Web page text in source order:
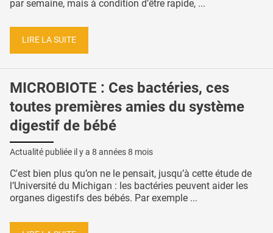
par semaine, mais à condition d’être rapide, ...
LIRE LA SUITE
MICROBIOTE : Ces bactéries, ces
toutes premières amies du système
digestif de bébé
Actualité publiée il y a 8 années 8 mois
C'est bien plus qu’on ne le pensait, jusqu’à cette étude de
l’Université du Michigan : les bactéries peuvent aider les
organes digestifs des bébés. Par exemple ...